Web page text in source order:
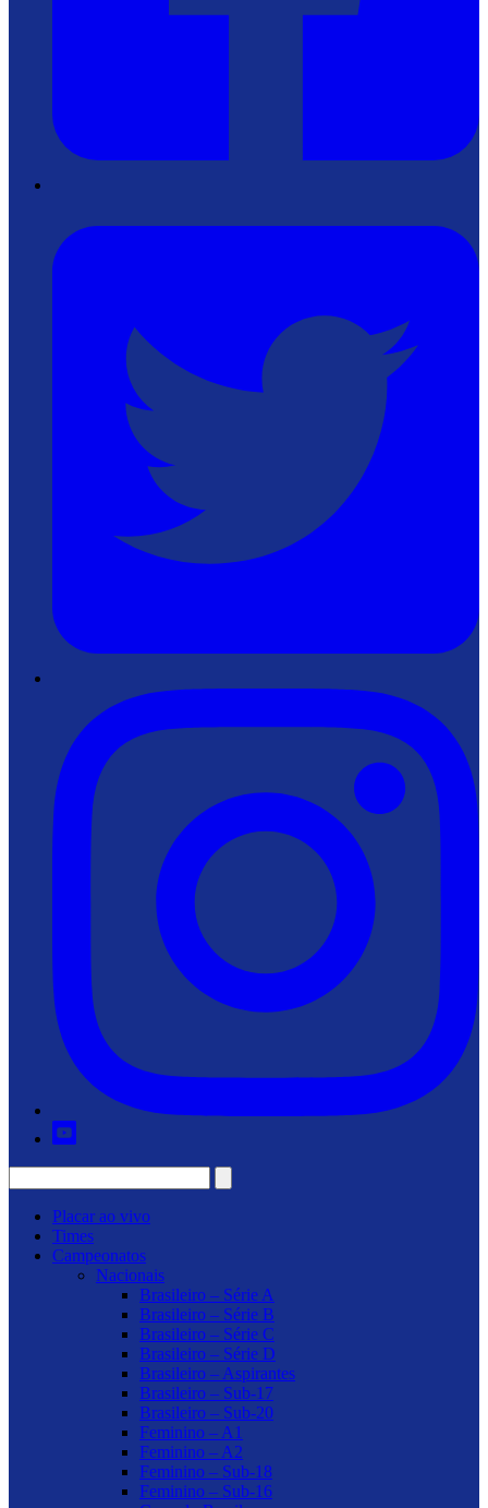
Placar ao vivo
Times
Campeonatos
Nacionais
Brasileiro – Série A
Brasileiro – Série B
Brasileiro – Série C
Brasileiro – Série D
Brasileiro – Aspirantes
Brasileiro – Sub-17
Brasileiro – Sub-20
Feminino – A1
Feminino – A2
Feminino – Sub-18
Feminino – Sub-16